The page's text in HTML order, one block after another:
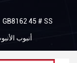
GB8162 45 # SS
أنبوب